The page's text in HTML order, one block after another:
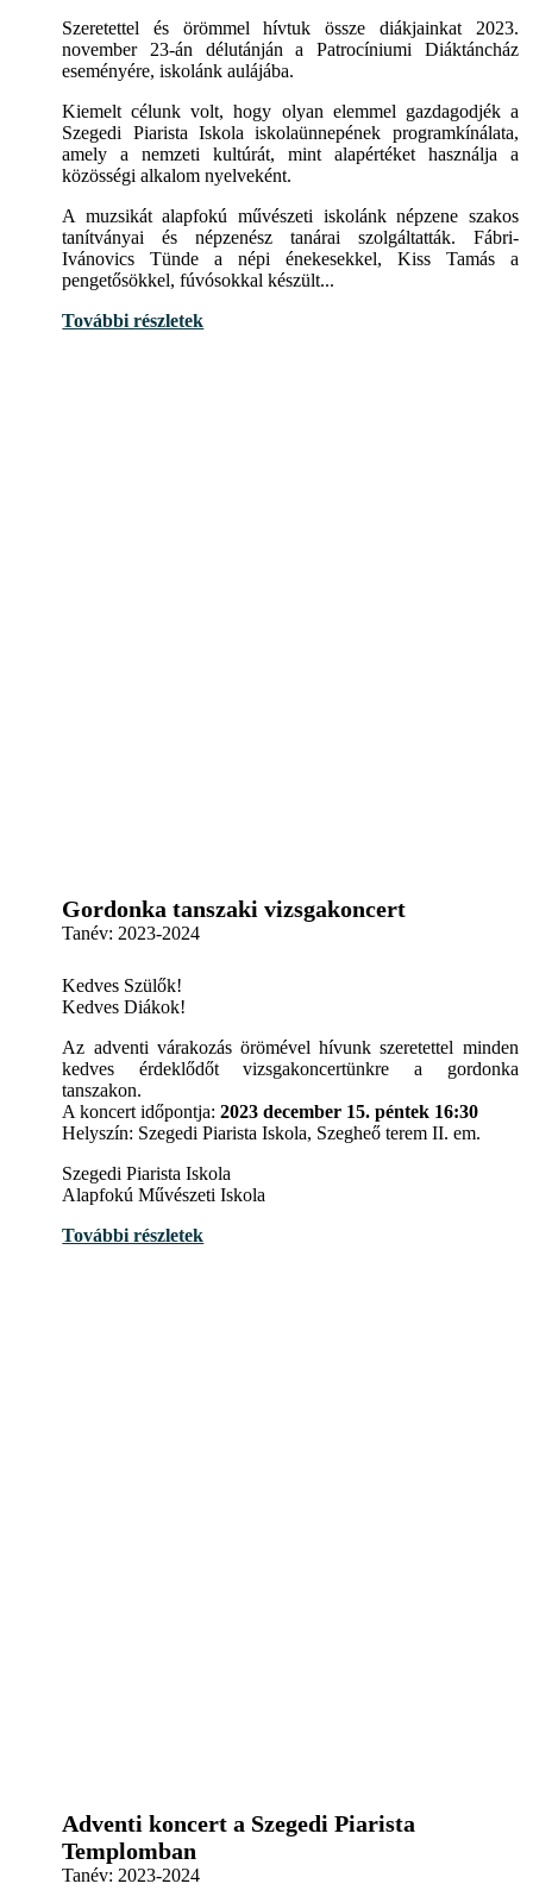
Szeretettel és örömmel hívtuk össze diákjainkat 2023.
november 23-án délutánján a Patrocíniumi Diáktáncház
eseményére, iskolánk aulájába.
Kiemelt célunk volt, hogy olyan elemmel gazdagodjék a
Szegedi Piarista Iskola iskolaünnepének programkínálata,
amely a nemzeti kultúrát, mint alapértéket használja a
közösségi alkalom nyelveként.
A muzsikát alapfokú művészeti iskolánk népzene szakos
tanítványai és népzenész tanárai szolgáltatták. Fábri-
Ivánovics Tünde a népi énekesekkel, Kiss Tamás a
pengetősökkel, fúvósokkal készült...
További részletek
Gordonka tanszaki vizsgakoncert
Tanév: 2023-2024
Kedves Szülők!
Kedves Diákok!
Az adventi várakozás örömével hívunk szeretettel minden
kedves érdeklődőt vizsgakoncertünkre a gordonka
tanszakon.
A koncert időpontja:2023 december 15. péntek 16:30
Helyszín: Szegedi Piarista Iskola, Szegheő terem II. em.
Szegedi Piarista Iskola
Alapfokú Művészeti Iskola
További részletek
Adventi koncert a Szegedi Piarista
Templomban
Tanév: 2023-2024